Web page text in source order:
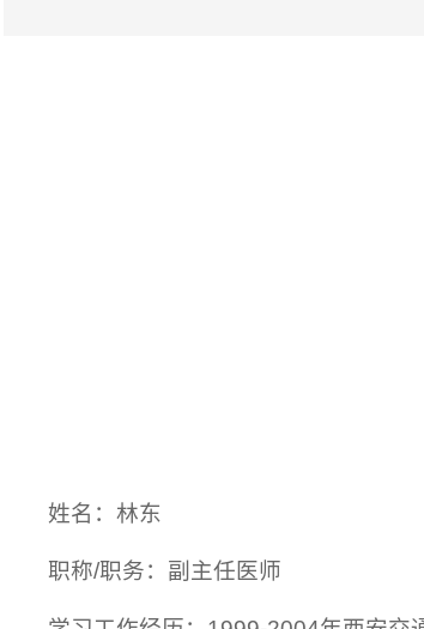
姓名：林东
职称/职务：副主任医师